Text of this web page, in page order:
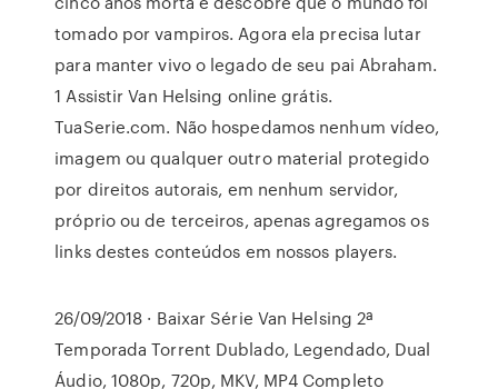
tomado por vampiros. Agora ela precisa lutar
para manter vivo o legado de seu pai Abraham.
1 Assistir Van Helsing online grátis.
TuaSerie.com. Não hospedamos nenhum vídeo,
imagem ou qualquer outro material protegido
por direitos autorais, em nenhum servidor,
próprio ou de terceiros, apenas agregamos os
links destes conteúdos em nossos players.
26/09/2018 · Baixar Série Van Helsing 2ª
Temporada Torrent Dublado, Legendado, Dual
Áudio, 1080p, 720p, MKV, MP4 Completo